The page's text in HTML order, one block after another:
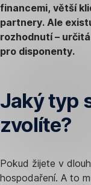
financemi, větší
partnery. Ale
rozhodnutí –
pro disponenty.
Jaký typ
zvolíte?
Pokud žijete v
hospodaření. A to